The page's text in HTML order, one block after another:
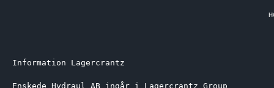
Information Lagercrantz
Enskede Hydraul AB ingår i Lagercrantz Group